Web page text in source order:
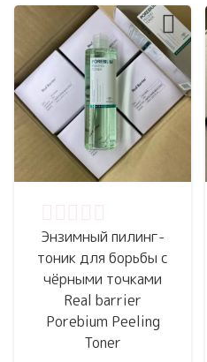
Энзимный пилинг-
тоник для борьбы с
чёрными точками
Real barrier
Porebium Peeling
Toner